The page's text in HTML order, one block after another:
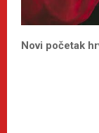
Novi početak